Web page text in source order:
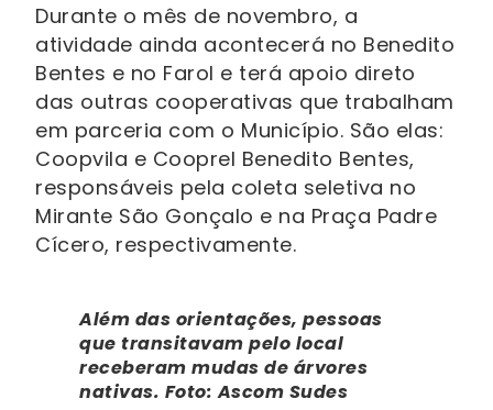
Durante o mês de novembro, a
atividade ainda acontecerá no Benedito
Bentes e no Farol e terá apoio direto
das outras cooperativas que trabalham
em parceria com o Município. São elas:
Coopvila e Cooprel Benedito Bentes,
responsáveis pela coleta seletiva no
Mirante São Gonçalo e na Praça Padre
Cícero, respectivamente.
Além das orientações, pessoas
que transitavam pelo local
receberam mudas de árvores
nativas. Foto: Ascom Sudes